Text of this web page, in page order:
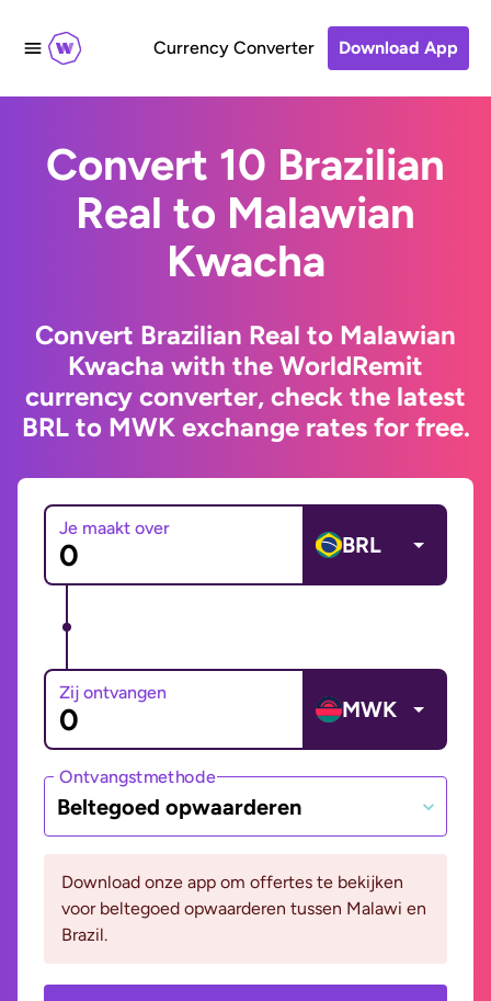
Currency Converter Download App
Convert 10 Brazilian
Real to Malawian
Kwacha
Convert Brazilian Real to Malawian
Kwacha with the WorldRemit
currency converter, check the latest
BRL to MWK exchange rates for free.
Je maakt over
BRL
Zij ontvangen
MWK
Ontvangstmethode
Beltegoed opwaarderen
Download onze app om offertes te bekijken
voor beltegoed opwaarderen tussen Malawi en
Brazil.